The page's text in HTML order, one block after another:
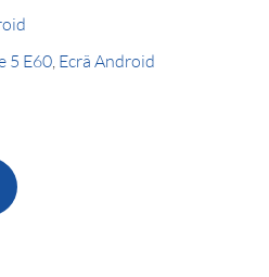
5 E60, Ecrã Android